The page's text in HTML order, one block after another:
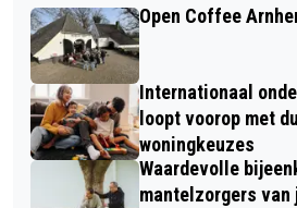
Open Coffee
Internationaal
loopt voorop met
woningkeuzes
Waardevolle
mantelzorgers van